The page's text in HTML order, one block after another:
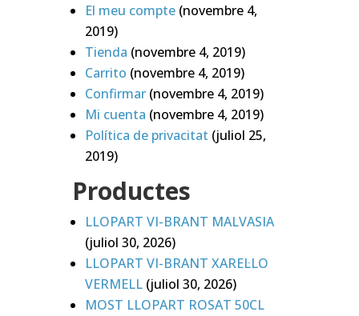
El meu compte (novembre 4,
2019)
Tienda (novembre 4, 2019)
Carrito (novembre 4, 2019)
Confirmar (novembre 4, 2019)
Mi cuenta (novembre 4, 2019)
Política de privacitat (juliol 25,
2019)
Productes
LLOPART VI-BRANT MALVASIA
(juliol 30, 2026)
LLOPART VI-BRANT XAREL·LO
VERMELL (juliol 30, 2026)
MOST LLOPART ROSAT 50CL